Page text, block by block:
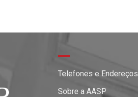
Telefones e Endereços
Sobre a AASP